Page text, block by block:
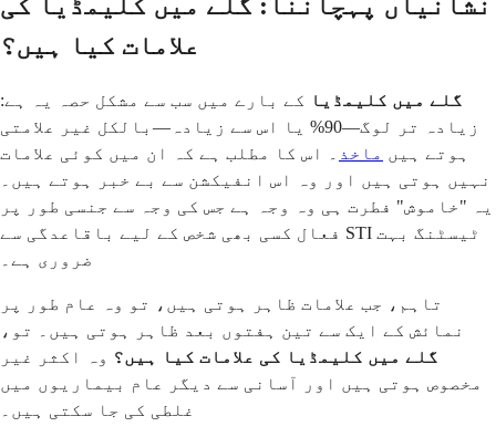
علامات کیا ہیں؟
گلے میں کلیمڈیا کے بارے میں سب سے مشکل حصہ یہ ہے:
زیادہ تر لوگ—90% یا اس سے زیادہ—بالکل غیر علامتی
ہوتے ہیں ماخذ
۔ اس کا مطلب ہے کہ ان میں کوئی علامات
نہیں ہوتی ہیں اور وہ اس انفیکشن سے بے خبر ہوتے ہیں۔
یہ "خاموش" فطرت ہی وہ وجہ ہے جس کی وجہ سے جنسی طور پر
فعال کسی بھی شخص کے لیے باقاعدگی سے STI ٹیسٹنگ بہت
ضروری ہے۔
تاہم، جب علامات ظاہر ہوتی ہیں، تو وہ عام طور پر
نمائش کے ایک سے تین ہفتوں بعد ظاہر ہوتی ہیں۔ تو،
گلے میں کلیمڈیا کی علامات کیا ہیں؟ وہ اکثر غیر
مخصوص ہوتی ہیں اور آسانی سے دیگر عام بیماریوں میں
غلطی کی جا سکتی ہیں۔